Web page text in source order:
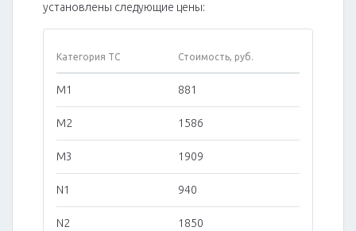
установлены следующие цены:
Категория ТС Стоимость, руб.
M1 881
M2 1586
M3 1909
N1 940
N2 1850